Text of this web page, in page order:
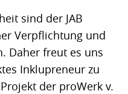
sind der JAB
Verpflichtung und
Daher freut es uns
Inklupreneur zu
der proWerk v.